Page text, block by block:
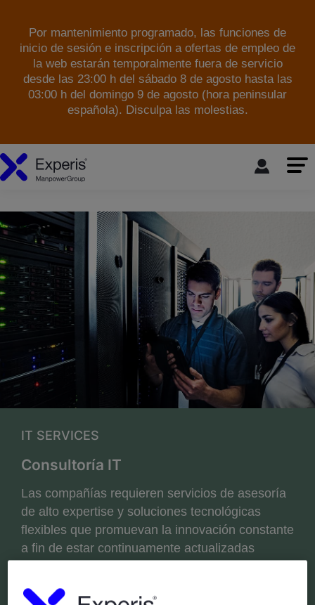
Por mantenimiento programado, las funciones de
inicio de sesión e inscripción a ofertas de empleo de
la web estarán temporalmente fuera de servicio
desde las 23:00 h del sábado 8 de agosto hasta las
03:00 h del domingo 9 de agosto (hora peninsular
española). Disculpa las molestias.
IT SERVICES
Consultoría IT
Las compañías requieren servicios de asesoría
de alto expertise y soluciones tecnológicas
flexibles que promuevan la innovación constante
a fin de estar continuamente actualizadas
CONTACTO